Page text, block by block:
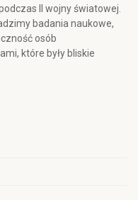
II wojny światowej.
badania naukowe,
osób
które były bliskie